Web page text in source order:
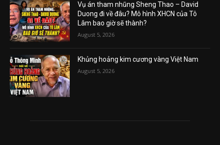
Vụ án tham nhũng Sheng Thao – David
Duong đi về đâu? Mô hình XHCN của Tô
Lâm bao giờ sẽ thành?
August 5, 2026
Khủng hoảng kim cương vàng Việt Nam
August 5, 2026